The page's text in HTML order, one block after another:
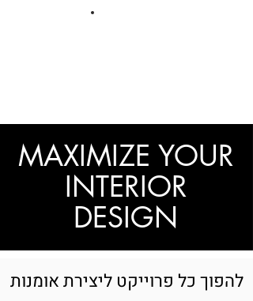
MAXIMIZE YOUR
INTERIOR
DESIGN
להפוך כל פרוייקט ליצירת אומנות